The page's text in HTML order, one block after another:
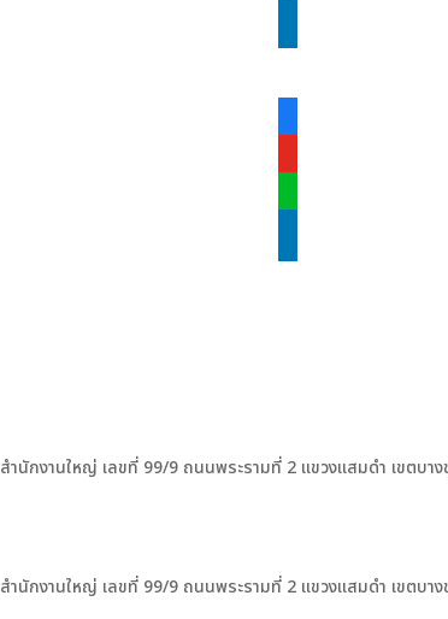
สำนักงานใหญ่ เลขที่ 99/9 ถนนพระรามที่ 2 แขวงแสมดำ เขตบา
สำนักงานใหญ่ เลขที่ 99/9 ถนนพระรามที่ 2 แขวงแสมดำ เขตบา